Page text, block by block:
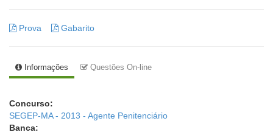
Prova Gabarito
Informações Questões On-line
Concurso:
SEGEP-MA - 2013 - Agente Penitenciário
Banca: